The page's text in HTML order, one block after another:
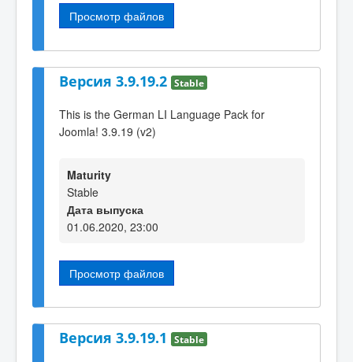
Просмотр файлов
Версия 3.9.19.2 Stable
This is the German LI Language Pack for
Joomla! 3.9.19 (v2)
Maturity
Stable
Дата выпуска
01.06.2020, 23:00
Просмотр файлов
Версия 3.9.19.1 Stable